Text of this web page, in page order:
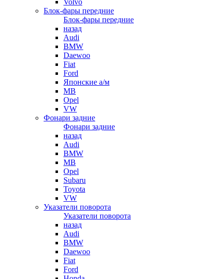
Volvo
Блок-фары передние
Блок-фары передние
назад
Audi
BMW
Daewoo
Fiat
Ford
Японские а/м
MB
Opel
VW
Фонари задние
Фонари задние
назад
Audi
BMW
MB
Opel
Subaru
Toyota
VW
Указатели поворота
Указатели поворота
назад
Audi
BMW
Daewoo
Fiat
Ford